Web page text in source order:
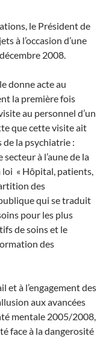
le Président de
à l’occasion d’une
2008.
donne acte au
la première fois
au personnel d’un
que cette visite ait
de la psychiatrie :
à l’aune de la
« Hôpital, patients,
des
qui se traduit
pour les plus
de soins et le
des
et à l’engagement des
aux avancées
mentale 2005/2008,
face à la dangerosité